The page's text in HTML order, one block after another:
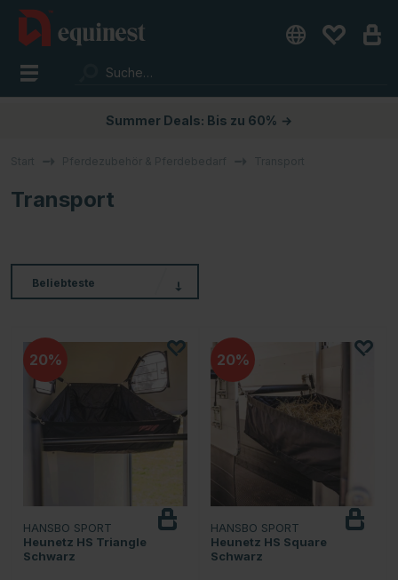
Summer Deals: Bis zu 60% →
Transport
Beliebteste
20
HANSBO SPORT
Heunetz HS Triangle
Schwarz
20
HANSBO SPORT
Heunetz HS Square
Schwarz